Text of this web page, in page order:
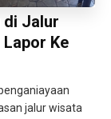
di Jalur
Ke
jalur wisata